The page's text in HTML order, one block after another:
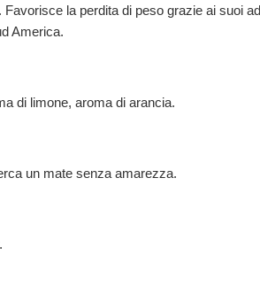
la perdita di peso grazie ai suoi
America.
di limone, aroma di arancia.
un mate senza amarezza.